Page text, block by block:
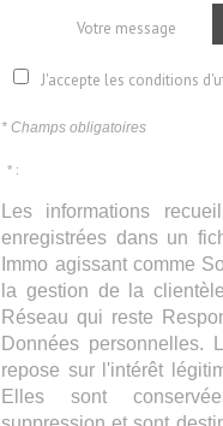
Votre message
J'accepte les conditions
* Champs obligatoires
* :
Les informations
enregistrées dans un
Immo agissant comme
la gestion de la
Réseau qui reste
Données personnelles.
repose sur l'intérêt
Elles sont